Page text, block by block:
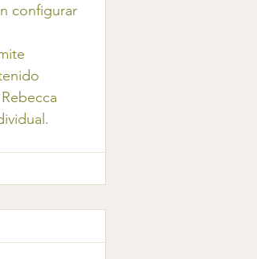
configurar